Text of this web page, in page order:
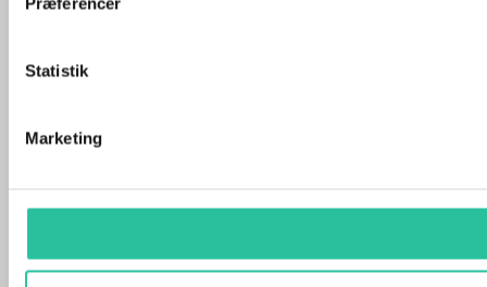
Statistik
Marketing